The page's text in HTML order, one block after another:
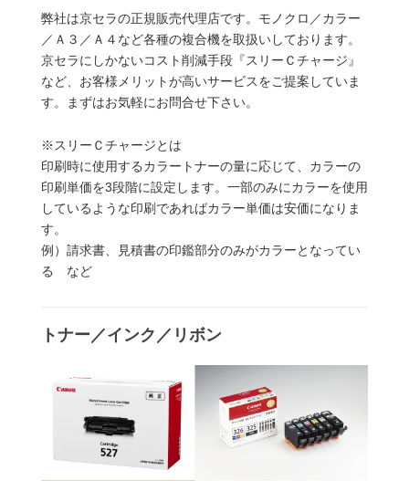
弊社は京セラの正規販売代理店です。モノクロ／カラー
／Ａ３／Ａ４など各種の複合機を取扱いしております。
京セラにしかないコスト削減手段『スリーＣチャージ』
など、お客様メリットが高いサービスをご提案していま
す。まずはお気軽にお問合せ下さい。
※スリーＣチャージとは
印刷時に使用するカラートナーの量に応じて、カラーの
印刷単価を3段階に設定します。一部のみにカラーを使用
しているような印刷であればカラー単価は安価になりま
す。
例）請求書、見積書の印鑑部分のみがカラーとなってい
る など
トナー／インク／リボン